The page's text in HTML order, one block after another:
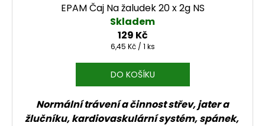
EPAM Čaj Na žaludek 20 x 2g NS
Skladem
129 Kč
Měrná cena:
6,45 Kč / 1 ks
DO KOŠÍKU
Normální trávení a činnost střev, jater a
žlučníku, kardiovaskulární systém, spánek,